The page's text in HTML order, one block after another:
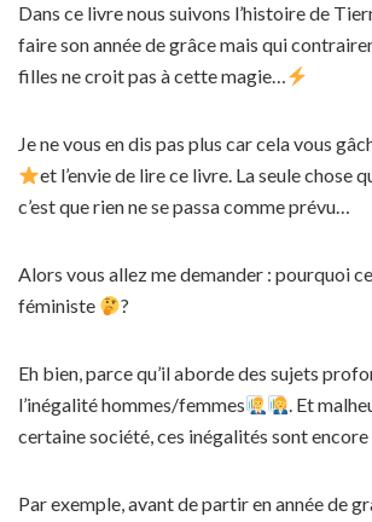
Dans ce livre nous suivons l’histoire de
faire son année de grâce mais qui
filles ne croit pas à cette magie…
Je ne vous en dis pas plus car cela vous
et l’envie de lire ce livre. La seule chose
c’est que rien ne se passa comme prévu…
Alors vous allez me demander : pourquoi
féministe
?
Eh bien, parce qu’il aborde des sujets
l’inégalité hommes/femmes
. Et
certaine société, ces inégalités sont
Par exemple, avant de partir en année de